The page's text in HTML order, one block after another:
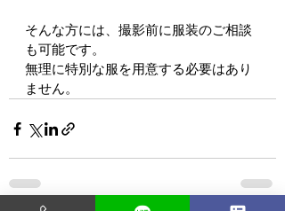
そんな方には、撮影前に服装のご相談
も可能です。
無理に特別な服を用意する必要はあり
ません。